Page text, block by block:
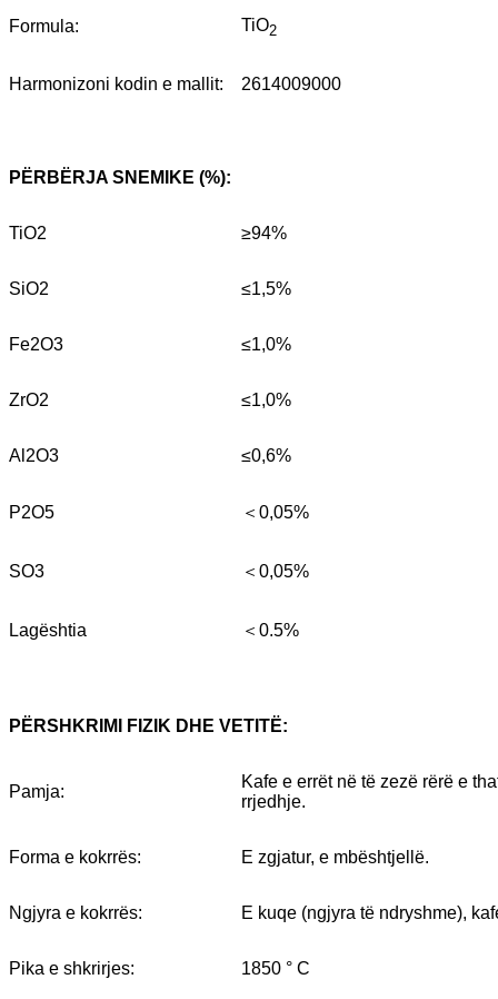
Formula: TiO2
Harmonizoni kodin e mallit: 2614009000
PËRBËRJA SNEMIKE (%):
TiO2 ≥94%
SiO2 ≤1,5%
Fe2O3 ≤1,0%
ZrO2 ≤1,0%
Al2O3 ≤0,6%
P2O5 ＜0,05%
SO3 ＜0,05%
Lagështia ＜0.5%
PËRSHKRIMI FIZIK DHE VETITË:
Pamja:
Kafe e errët në të zezë rërë e
rrjedhje.
Forma e kokrrës: E zgjatur, e mbështjellë.
Ngjyra e kokrrës: E kuqe (ngjyra të ndryshme),
Pika e shkrirjes: 1850 ° С